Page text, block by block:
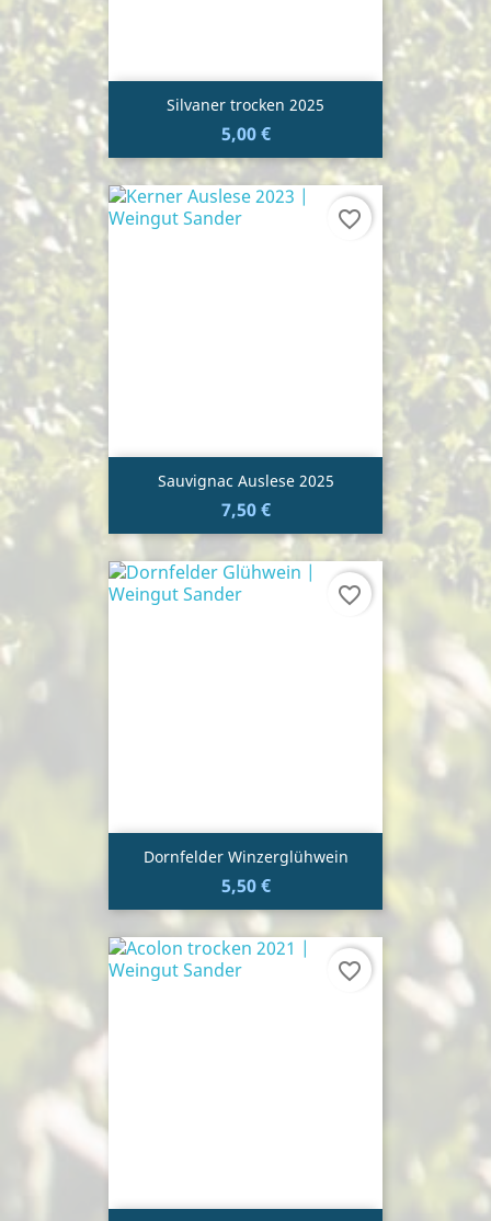
Silvaner trocken 2025
5,00 €
Sauvignac Auslese 2025
7,50 €
favorite_border
Dornfelder Winzerglühwein
5,50 €
favorite_border
favorite_border